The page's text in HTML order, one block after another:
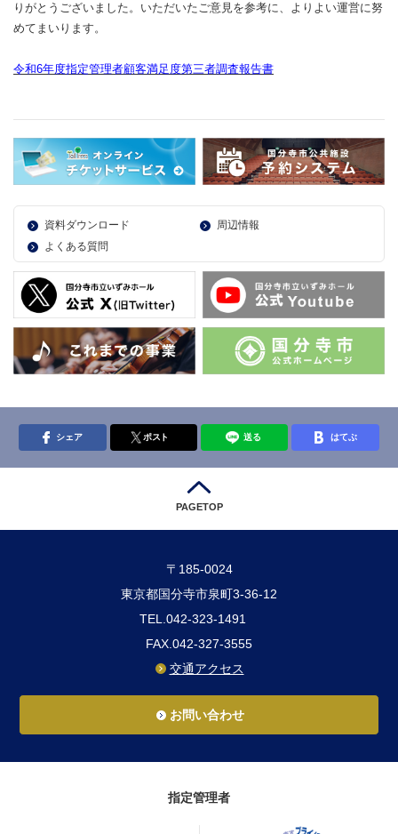
りがとうございました。いただいたご意見を参考に、よりよい運営に努
めてまいります。
令和6年度指定管理者顧客満足度第三者調査報告書
資料ダウンロード
周辺情報
よくある質問
シェア ポスト 送る はてぶ
PAGETOP
〒185-0024
東京都国分寺市泉町3-36-12
TEL.042-323-1491
FAX.042-327-3555
交通アクセス
お問い合わせ
指定管理者